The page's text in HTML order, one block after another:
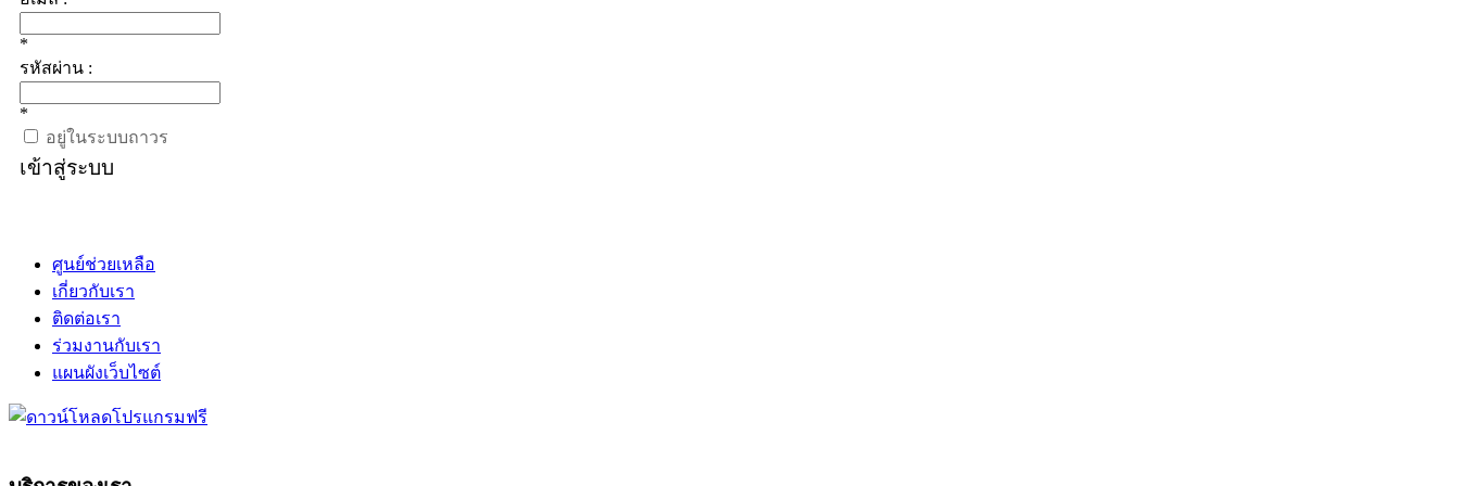
*
รหัสผ่าน :
*
อยู่ในระบบถาวร
เข้าสู่ระบบ
ศูนย์ช่วยเหลือ
เกี่ยวกับเรา
ติดต่อเรา
ร่วมงานกับเรา
แผนผังเว็บไซต์